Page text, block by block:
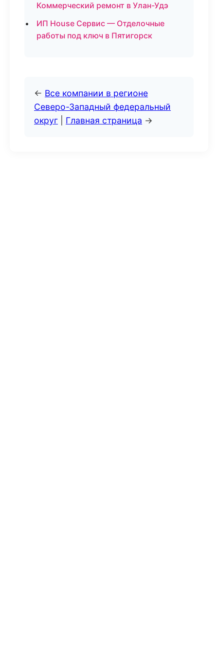
Коммерческий ремонт в Улан-Удэ
ИП House Сервис — Отделочные
работы под ключ в Пятигорск
← Все компании в регионе
Северо-Западный федеральный
округ
Главная страница →